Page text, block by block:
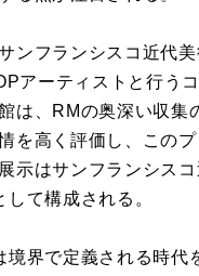
ンフランシスコ近代美
アーティストと行う
は、RMの奥深い収集
を高く評価し、この
示はサンフランシス
て構成される。
境界で定義される時代